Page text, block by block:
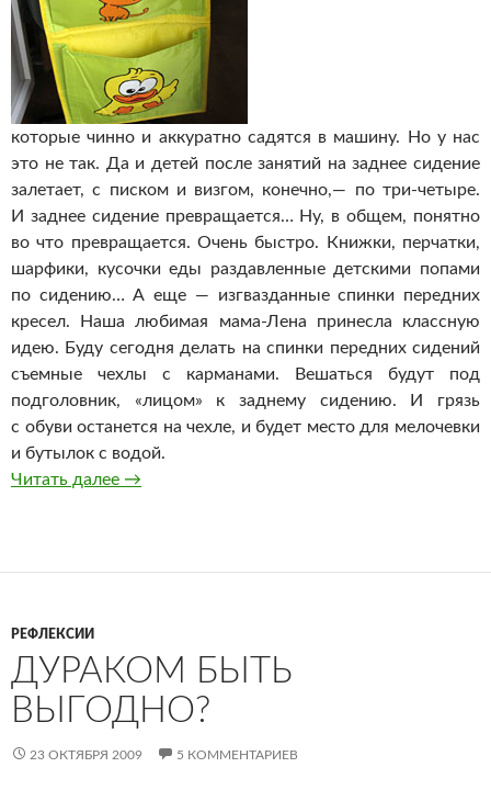
которые чинно и аккуратно садятся в машину. Но у нас
это не так. Да и детей после занятий на заднее сидение
залетает, с писком и визгом, конечно,— по три-четыре.
И заднее сидение превращается… Ну, в общем, понятно
во что превращается. Очень быстро. Книжки, перчатки,
шарфики, кусочки еды раздавленные детскими попами
по сидению… А еще — изгвазданные спинки передних
кресел. Наша любимая мама-Лена принесла классную
идею. Буду сегодня делать на спинки передних сидений
съемные чехлы с карманами. Вешаться будут под
подголовник, «лицом» к заднему сидению. И грязь
с обуви останется на чехле, и будет место для мелочевки
и бутылок с водой.
Читать далее Ребенок в машине. Уют
→
РЕФЛЕКСИИ
ДУРАКОМ БЫТЬ
ВЫГОДНО?
23 ОКТЯБРЯ 2009 5 КОММЕНТАРИЕВ